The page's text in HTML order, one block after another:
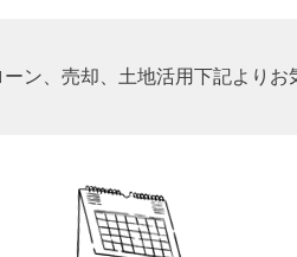
ン、売却、土地活用下記よりお